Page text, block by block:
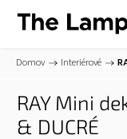
Domov / Interiérové /
RAY Mini
& DUCRÉ